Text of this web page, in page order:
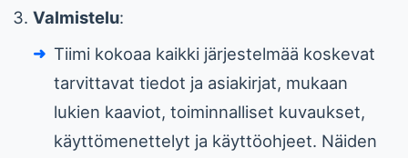
Valmistelu:
Tiimi kokoaa kaikki järjestelmää koskevat
tarvittavat tiedot ja asiakirjat, mukaan
lukien kaaviot, toiminnalliset kuvaukset,
käyttömenettelyt ja käyttöohjeet. Näiden